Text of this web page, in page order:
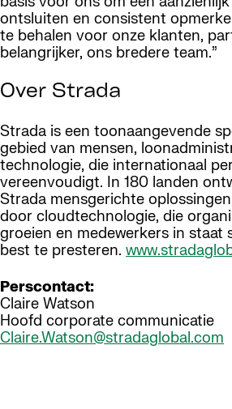
ontsluiten en consistent
te behalen voor onze klanten,
belangrijker, ons bredere team.”
Over Strada
Strada is een toonaangevende
gebied van mensen,
technologie, die internationaal
vereenvoudigt. In 180 landen
Strada mensgerichte
door cloudtechnologie, die
groeien en medewerkers in staat
best te presteren.
Perscontact:
Claire Watson
Hoofd corporate communicatie
Claire.Watson@stradaglobal.com